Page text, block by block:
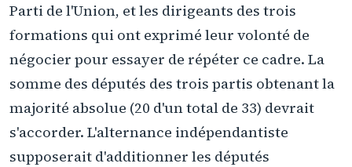
Parti de l'Union, et les dirigeants des trois
formations qui ont exprimé leur volonté de
négocier pour essayer de répéter ce cadre. La
somme des députés des trois partis obtenant la
majorité absolue (20 d'un total de 33) devrait
s'accorder. L'alternance indépendantiste
supposerait d'additionner les députés